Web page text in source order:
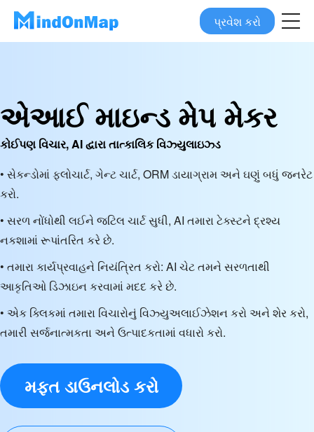
પ્રવેશ કરો
એઆઈ માઇન્ડ મેપ મેકર
કોઈપણ વિચાર, AI દ્વારા તાત્કાલિક વિઝ્યુલાઇઝ્ડ
• સેકન્ડોમાં ફ્લોચાર્ટ, ગેન્ટ ચાર્ટ, ORM ડાયાગ્રામ અને ઘણું બધું જનરેટ
કરો.
• સરળ નોંધોથી લઈને જટિલ ચાર્ટ સુધી, AI તમારા ટેક્સ્ટને દ્રશ્ય
નકશામાં રૂપાંતરિત કરે છે.
• તમારા કાર્યપ્રવાહને નિયંત્રિત કરો: AI ચેટ તમને સરળતાથી
આકૃતિઓ ડિઝાઇન કરવામાં મદદ કરે છે.
• એક ક્લિકમાં તમારા વિચારોનું વિઝ્યુઅલાઈઝેશન કરો અને શેર કરો,
તમારી સર્જનાત્મકતા અને ઉત્પાદકતામાં વધારો કરો.
મફત ડાઉનલોડ કરો